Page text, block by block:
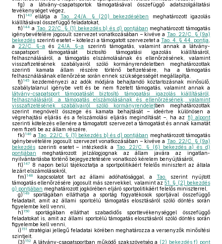
fg) a látvány-csapatsportok támogatásával összefüggő adatszolgáltatási
tevékenységet végez,
fh) 143 ellátja a Tao. 24/A. § (20) bekezdésében
meghatározott igazolás
kiállításával összefüggő feladatokat,
fi) 144 a Tao. 22/C. § (1) bekezdés b) és d) pontjában meghatározott támogatás
igénybevételére jogosult szervezet vonatkozásában – kivéve a Tao. 22/C. § (9a)
bekezdés szerinti esetet – kötelezi a támogatott szervezetet a Tao. 4. § 44. pontja
a 22/C. §-a és 24/A. §-a
szerinti támogatás, valamint annak a látvány-
csapatsport támogatását biztosító támogatási igazolás kiállításáról,
felhasználásáról, a támogatás elszámolásának és ellenőrzésének, valamint
visszafizetésének szabályairól szóló kormányrendeletben meghatározottak
szerinti kamata állam részére történő befizetésére, ha a támogatás
felhasználásának ellenőrzése során ennek szükségességét megállapítja,
fj) 145
kezdeményezi az adók módjára behajtandó köztartozásnak minősülő,
szabálytalanul igénybe vett és be nem fizetett támogatás, valamint annak a
látvány-csapatsport támogatását biztosító támogatási igazolás kiállításáról,
felhasználásáról, a támogatás elszámolásának és ellenőrzésének, valamint
visszafizetésének szabályairól szóló kormányrendeletben meghatározottak
szerint megnövelt összege és kamata behajtását – ideértve különösen a
végrehajtási eljárás és a felszámolási eljárás megindítását –, ha az fi) alpont
szerinti kötelezés ellenére a támogatott szervezet a támogatást és annak kamatát
nem fizeti be az állam részére,
fk) 146 a Tao. 22/C. § (1) bekezdés b) és d) pontjában meghatározott támogatás
igénybevételére jogosult szervezet vonatkozásában – kivéve a Tao. 22/C. § (9a)
bekezdés szerinti esetet – intézkedik a Tao. 22/C. § (6) bekezdés a) és d)
pontjában meghatározott jelzálogjognak az állam javára az ingatlan-
nyilvántartásba történő bejegyeztetésére vonatkozó kérelem benyújtásáról,
fl) 147
8 napon belül tájékoztatja a sportpolitikáért felelős minisztert az általa
lezárt elszámolásokról,
fm) 148 kapcsolatot tart az állami adóhatósággal, a Tao.
szerint nyújtott
támogatás ellenőrzésére jogosult más szervekkel, valamint az51. § (2) bekezdés
g) pontjában meghatározott jogkörében eljáró sportpolitikáért felelős miniszterrel,
g) 149
sportágában elláthatja a sportág fogyatékosok sportjával összefüggő
feladatait, amit az állami sportcélú támogatás elosztásáról szóló döntés során
figyelembe kell venni,
h) 150
sportágában elláthat szabadidős sporttevékenységgel összefüggő
feladatokat is, amit az állami sportcélú támogatás elosztásáról szóló döntés során
figyelembe kell venni,
i) 151 stratégiai jellegű feladatai körében meghatározza a versenyzők minősítési
szintjeit.
(3) 152 A látvány-csapatsportban működő szakszövetség a (2) bekezdés f) pont